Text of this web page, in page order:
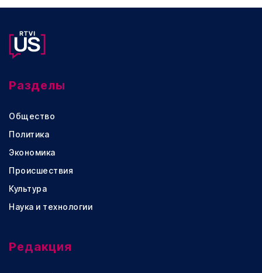
Разделы
Общество
Политика
Экономика
Происшествия
Культура
Наука и технологии
Редакция